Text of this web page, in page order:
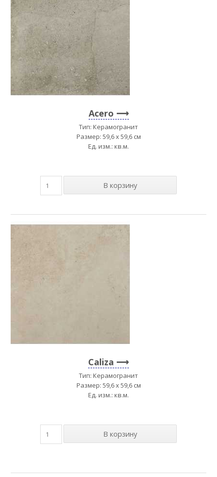
Acero
Тип: Керамогранит
Размер: 59,6 x 59,6 см
Ед. изм.: кв.м.
Caliza
Тип: Керамогранит
Размер: 59,6 x 59,6 см
Ед. изм.: кв.м.